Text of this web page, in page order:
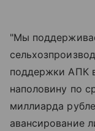
"Мы
поддержки АПК
наполовину по
миллиарда
авансирование